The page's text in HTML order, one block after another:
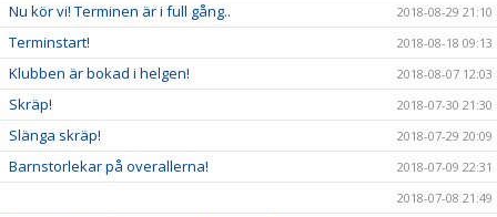
Nu kör vi! Terminen är i full gång.. 2018-08-29 21:10
Terminstart! 2018-08-18 09:13
Klubben är bokad i helgen! 2018-08-07 12:03
Skräp! 2018-07-30 21:30
Slänga skräp! 2018-07-29 20:09
Barnstorlekar på overallerna!
2018-07-09 22:31
2018-07-08 21:49